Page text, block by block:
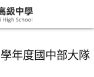
年度國中部大隊